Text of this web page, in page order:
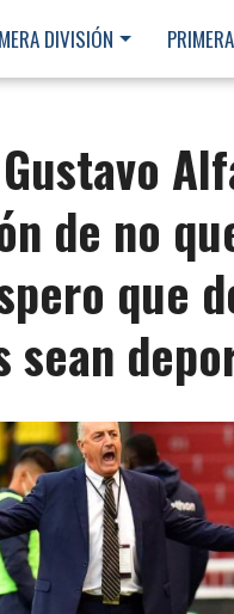
DIVISIÓN
de no
que
sean